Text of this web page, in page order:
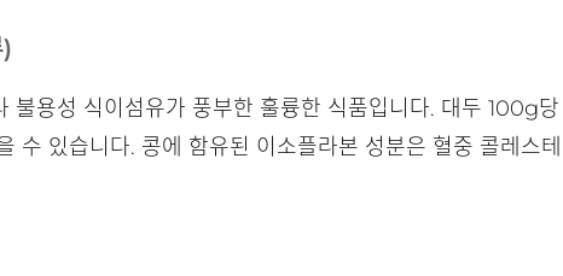
불용성 식이섬유가 풍부한 훌륭한 식품입니다. 대두 100g
수 있습니다. 콩에 함유된 이소플라본 성분은 혈중 콜레스